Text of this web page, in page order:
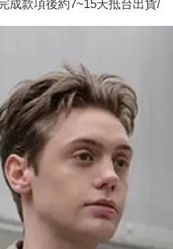
成款項後約7~15天抵台出貨/